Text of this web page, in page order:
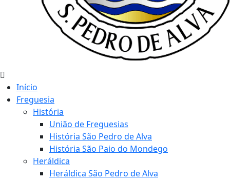
Início
Freguesia
História
União de Freguesias
História São Pedro de Alva
História São Paio do Mondego
Heráldica
Heráldica São Pedro de Alva